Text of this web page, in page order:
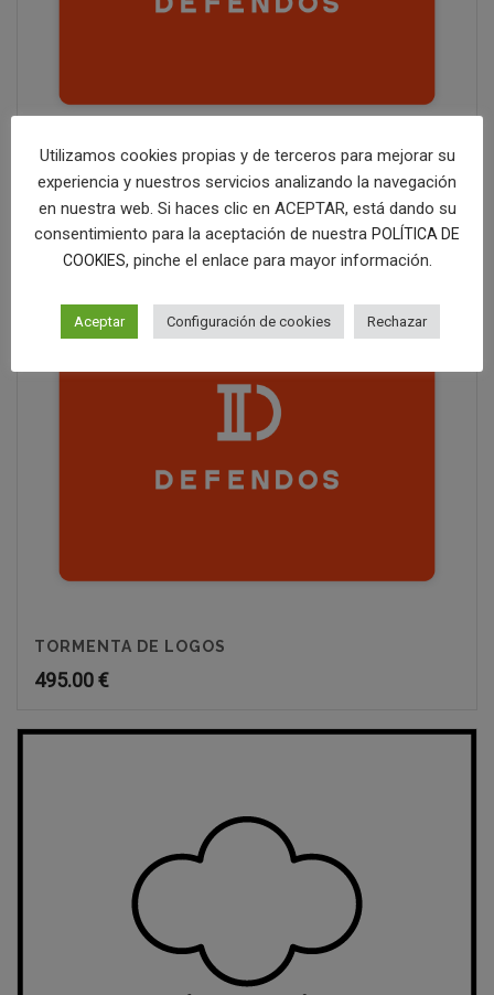
LA MARCA ON / OFF
2,995.00€
TORMENTA DE LOGOS
495.00€
Utilizamos cookies propias y de terceros para mejorar su
experiencia y nuestros servicios analizando la navegación
en nuestra web. Si haces clic en ACEPTAR, está dando su
consentimiento para la aceptación de nuestra POLÍTICA DE
COOKIES, pinche el enlace para mayor información.
Aceptar Configuración de cookies Rechazar